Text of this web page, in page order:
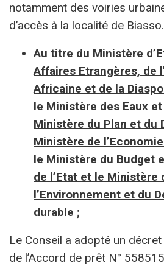
notamment des voiries
d’accès à la localité de Biasso.
Au titre du Ministère
Affaires Etrangères, de
Africaine et de la
le Ministère des Eaux
Ministère du Plan et du
Ministère de
le Ministère du Budget
de l’Etat et le Ministère
l’Environnement et du
durable ;
Le Conseil a adopté un
de l’Accord de prêt N°